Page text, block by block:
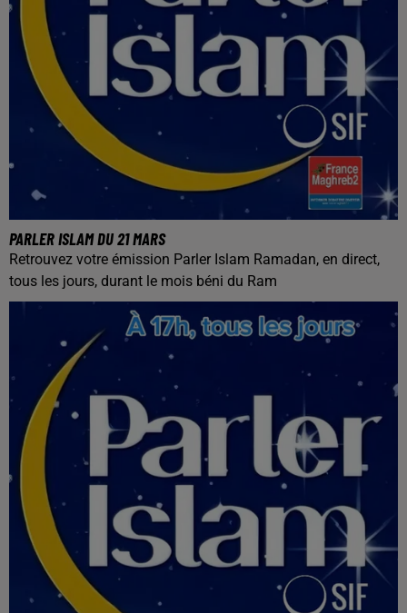
PARLER ISLAM DU 21 MARS
Retrouvez votre émission Parler Islam Ramadan, en direct,
tous les jours, durant le mois béni du Ram